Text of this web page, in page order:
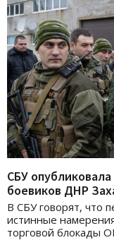
СБУ
боевиков ДНР
В СБУ говорят, что
истинные
торговой блокады